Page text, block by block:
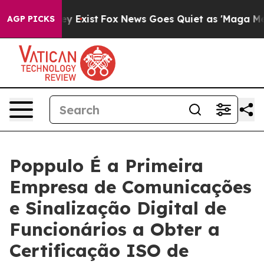
AGP PICKS
They Exist Fox News Goes Quiet as 'Maga Media
Poppulo É a Primeira
Empresa de Comunicações
e Sinalização Digital de
Funcionários a Obter a
Certificação ISO de